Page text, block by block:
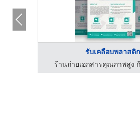
รับเคลือบพลาสติก
ร้านถ่ายเอกสารคุณภาพสูง